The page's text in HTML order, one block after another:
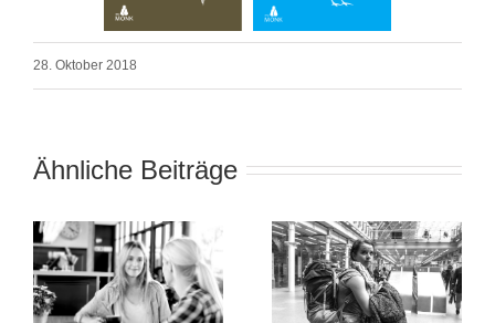
28. Oktober 2018
Ähnliche Beiträge